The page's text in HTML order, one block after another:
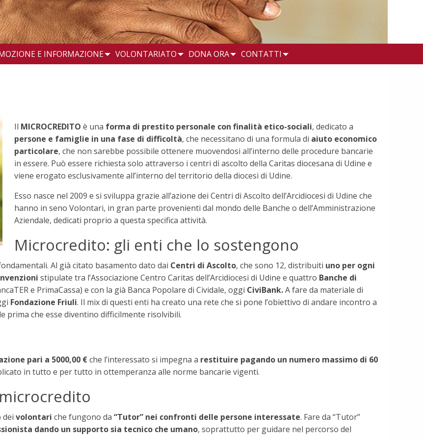
E INFORMAZIONE VOLONTARIATO DONA ORA CONTATTI
Il MICROCREDITO è una forma di prestito personale con finalità etico-sociali, dedicato a
persone e famiglie in una fase di difficoltà, che necessitano di una formula di aiuto economico
particolare, che non sarebbe possibile ottenere muovendosi all’interno delle procedure bancarie
in essere. Può essere richiesta solo attraverso i centri di ascolto della Caritas diocesana di Udine e
viene erogato esclusivamente all’interno del territorio della diocesi di Udine.
Esso nasce nel 2009 e si sviluppa grazie all’azione dei Centri di Ascolto dell’Arcidiocesi di Udine che
hanno in seno Volontari, in gran parte provenienti dal mondo delle Banche o dell’Amministrazione
Aziendale, dedicati proprio a questa specifica attività.
Microcredito: gli enti che lo sostengono
Al già citato basamento dato dai Centri di Ascolto, che sono 12, distribuiti uno per ogni
stipulate tra l’Associazione Centro Caritas dell’Arcidiocesi di Udine e quattro Banche di
e PrimaCassa) e con la già Banca Popolare di Cividale, oggi CiviBank.A fare da materiale di
Fondazione Friuli. Il mix di questi enti ha creato una rete che si pone l’obiettivo di andare incontro a
prima che esse diventino difficilmente risolvibili.
pari a 5000,00 €che l’interessato si impegna a restituire pagando un numero massimo di 60
in tutto e per tutto in ottemperanza alle norme bancarie vigenti.
dei volontari che fungono da “Tutor” nei confronti delle persone interessate. Fare da “Tutor”
dando un supporto sia tecnico che umano, soprattutto per guidare nel percorso del